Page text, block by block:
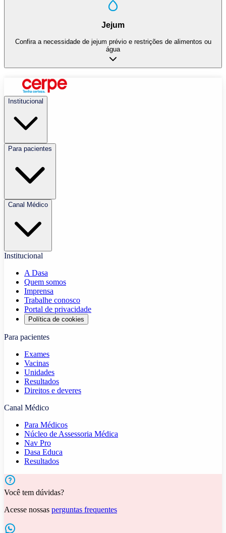
Jejum
Confira a necessidade de jejum prévio e restrições de alimentos ou
água
Institucional
Para pacientes
Canal Médico
Institucional
A Dasa
Quem somos
Imprensa
Trabalhe conosco
Portal de privacidade
Política de cookies
Para pacientes
Exames
Vacinas
Unidades
Resultados
Direitos e deveres
Canal Médico
Para Médicos
Núcleo de Assessoria Médica
Nav Pro
Dasa Educa
Resultados
Você tem dúvidas?
Acesse nossas perguntas frequentes